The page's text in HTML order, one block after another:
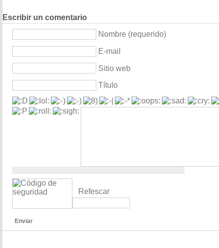
Escribir un comentario
Nombre (requerido)
E-mail
Sitio web
Título
Refescar
Enviar